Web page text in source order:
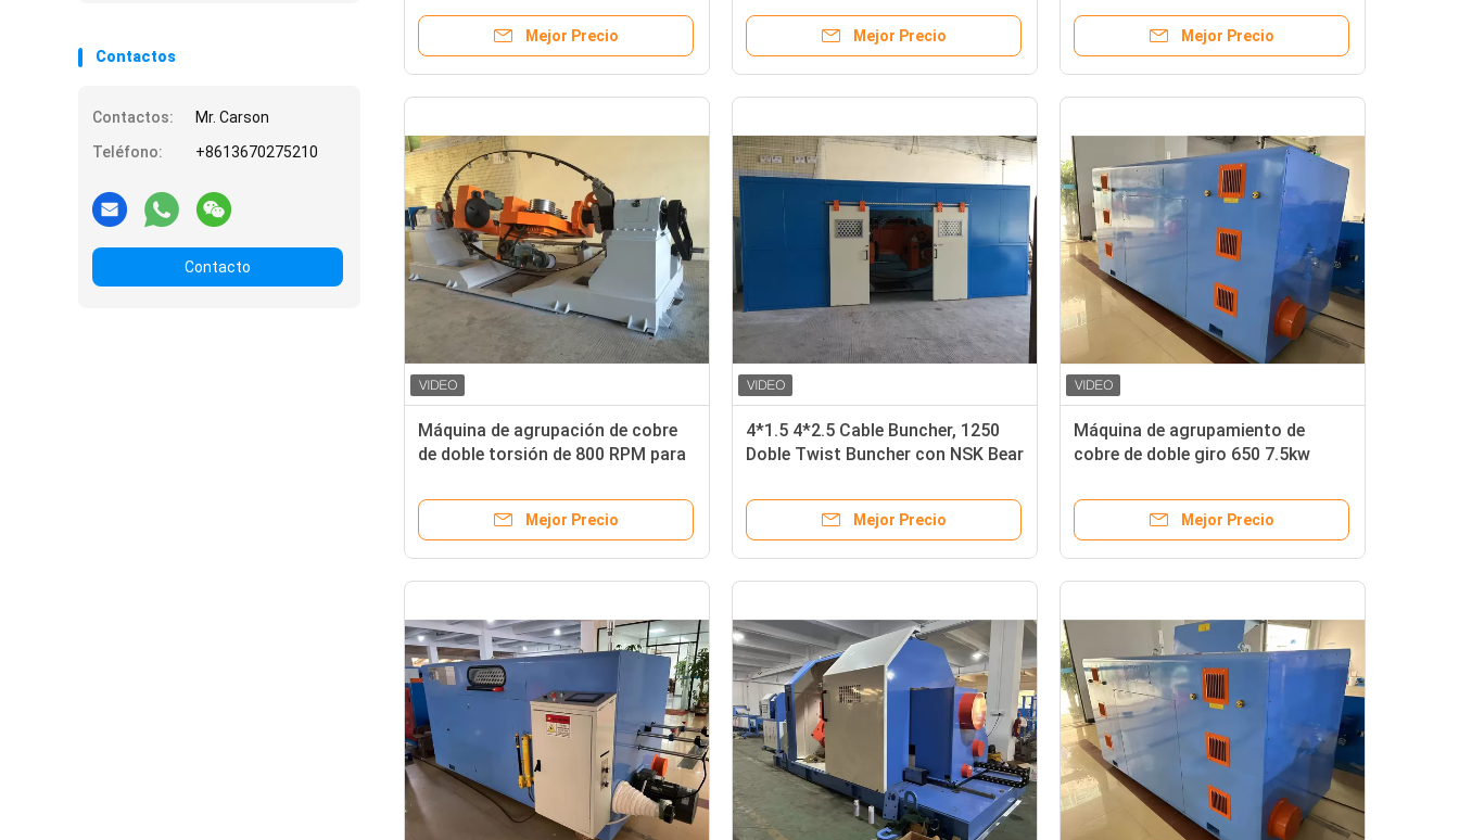
Contactos
Contactos:
Mr. Carson
Teléfono:
+8613670275210
Contacto
comunicación
Mejor Precio Mejor Precio Mejor Precio
Máquina de agrupación de cobre
de doble torsión de 800 RPM para
de cobre
Mejor Precio
4*1.5 4*2.5 Cable Buncher, 1250
Doble Twist Buncher con NSK Bear
Mejor Precio
Máquina de agrupamiento de
cobre de doble giro 650 7.5kw
Mejor Precio